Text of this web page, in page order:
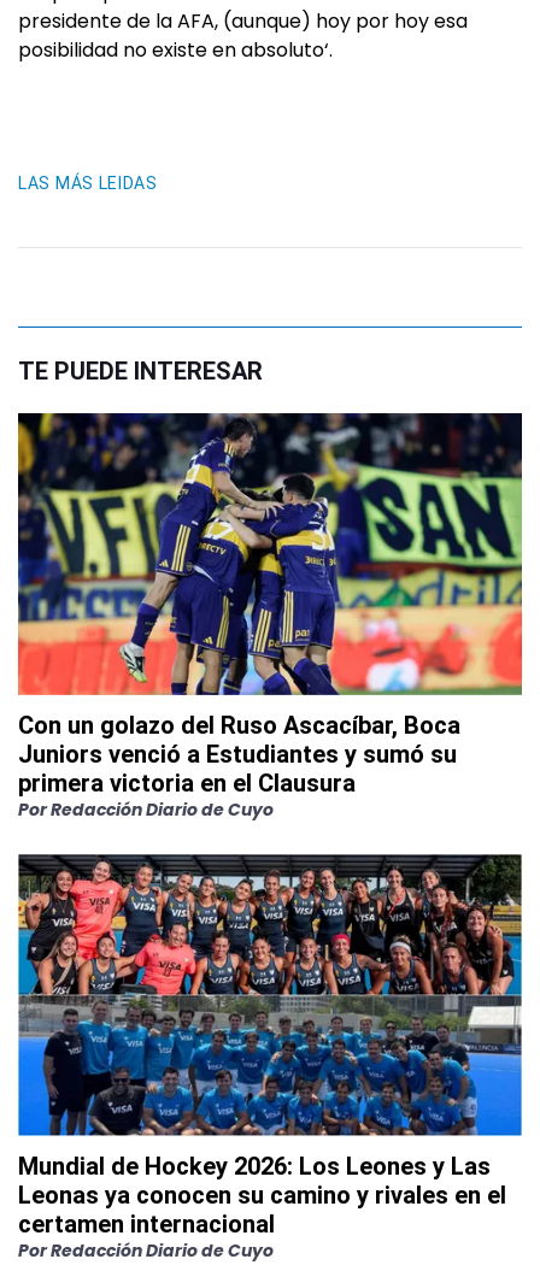
presidente de la AFA, (aunque) hoy por hoy esa
posibilidad no existe en absoluto‘.
LAS MÁS LEIDAS
TE PUEDE INTERESAR
Con un golazo del Ruso Ascacíbar, Boca
Juniors venció a Estudiantes y sumó su
primera victoria en el Clausura
PorRedacción Diario de Cuyo
Mundial de Hockey 2026: Los Leones y Las
Leonas ya conocen su camino y rivales en el
certamen internacional
PorRedacción Diario de Cuyo